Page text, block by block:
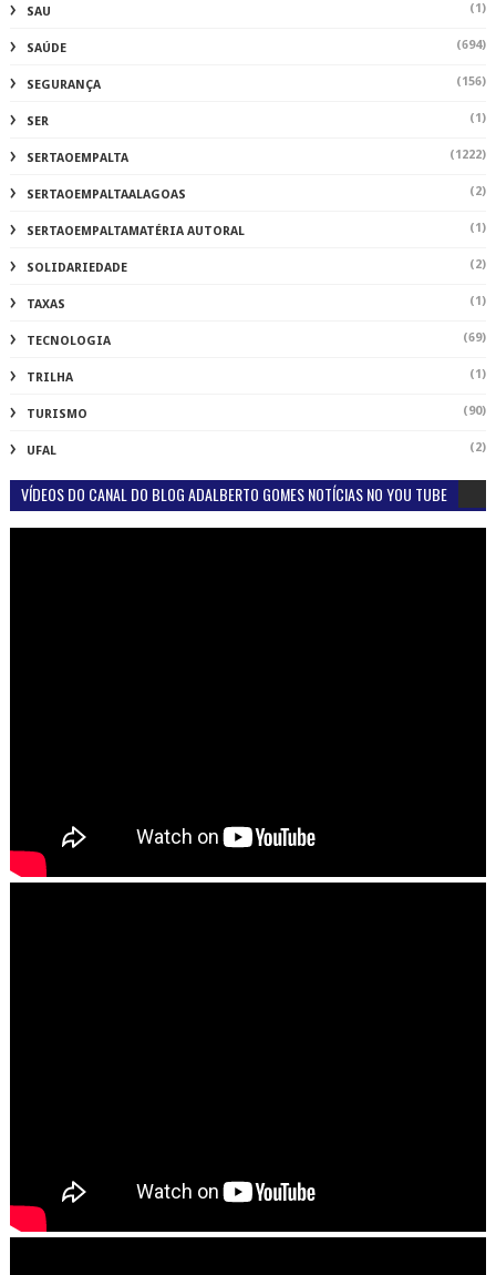
SAU (1)
SAÚDE (694)
SEGURANÇA (156)
SER (1)
SERTAOEMPALTA (1222)
SERTAOEMPALTAALAGOAS (2)
SERTAOEMPALTAMATÉRIA AUTORAL (1)
SOLIDARIEDADE (2)
TAXAS (1)
TECNOLOGIA (69)
TRILHA (1)
TURISMO (90)
UFAL (2)
VÍDEOS DO CANAL DO BLOG ADALBERTO GOMES NOTÍCIAS NO YOU TUBE